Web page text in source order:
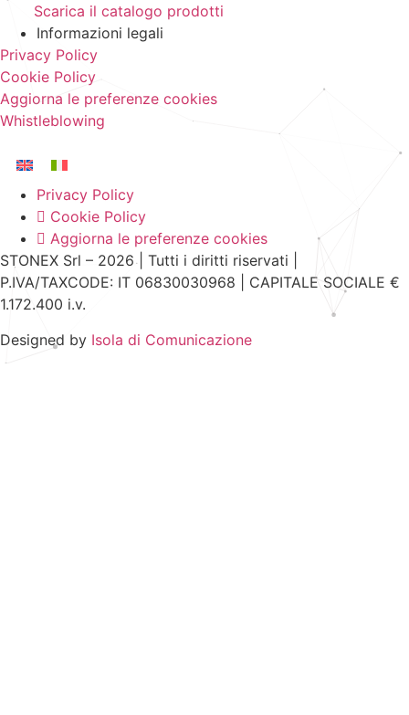
Scarica il catalogo prodotti
Informazioni legali
Privacy Policy
Cookie Policy
Aggiorna le preferenze cookies
Whistleblowing
Privacy Policy
Cookie Policy
Aggiorna le preferenze cookies
STONEX Srl – 2026 | Tutti i diritti riservati |
P.IVA/TAXCODE: IT 06830030968 | CAPITALE SOCIALE €
1.172.400 i.v.
Designed by Isola di Comunicazione